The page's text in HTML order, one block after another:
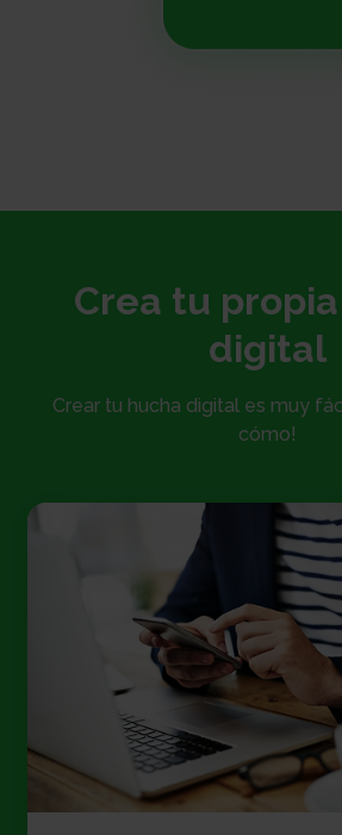
Crea tu
digital
Crear tu hucha digital es muy
cómo!